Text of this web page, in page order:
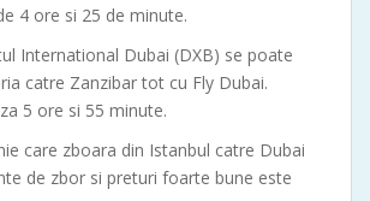
4 ore si 25 de minute.
International Dubai (DXB) se poate
catre Zanzibar tot cu Fly Dubai.
5 ore si 55 minute.
care zboara din Istanbul catre Dubai
de zbor si preturi foarte bune este